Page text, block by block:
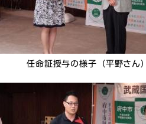
任命証授与の様子（平野さん）